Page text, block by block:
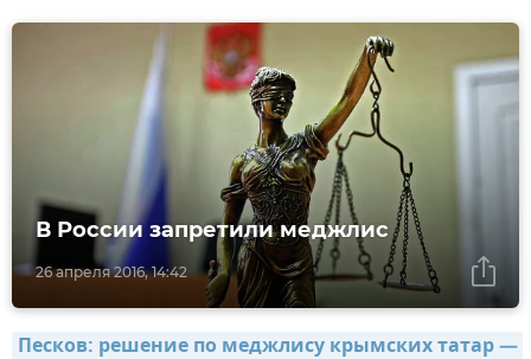
26 апреля 2016, 14:42
В России запретили меджлис
Песков: решение по меджлису крымских татар —